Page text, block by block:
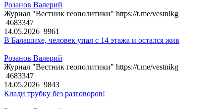
Розанов Валерий
Журнал "Вестник геополитики" https://t.me/vestnikg
4683347
14.05.2026 9961
В Балашихе, человек упал с 14 этажа и остался жив
Розанов Валерий
Журнал "Вестник геополитики" https://t.me/vestnikg
4683347
14.05.2026 9843
Клади трубку без разговоров!